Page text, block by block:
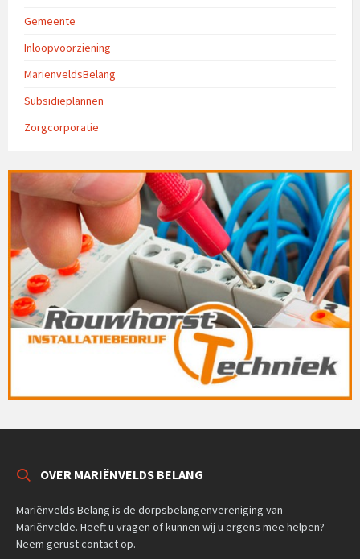
Gemeente
Inloopvoorziening
MarienveldsBelang
Subsidieplannen
Zorgcorporatie
OVER MARIËNVELDS BELANG
Mariënvelds Belang is de dorpsbelangenvereniging van
Mariënvelde. Heeft u vragen of kunnen wij u ergens mee helpen?
Neem gerust contact op.